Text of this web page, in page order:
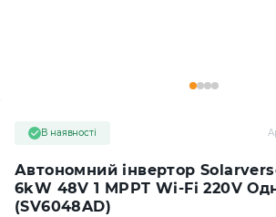
Автономний інвертор
6kW 48V 1 MPPT Wi-Fi 220V
(SV6048AD)
В наявності